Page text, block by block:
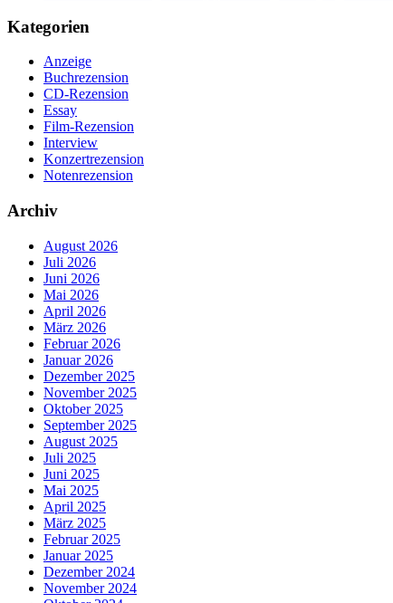
Kategorien
Anzeige
Buchrezension
CD-Rezension
Essay
Film-Rezension
Interview
Konzertrezension
Notenrezension
Archiv
August 2026
Juli 2026
Juni 2026
Mai 2026
April 2026
März 2026
Februar 2026
Januar 2026
Dezember 2025
November 2025
Oktober 2025
September 2025
August 2025
Juli 2025
Juni 2025
Mai 2025
April 2025
März 2025
Februar 2025
Januar 2025
Dezember 2024
November 2024